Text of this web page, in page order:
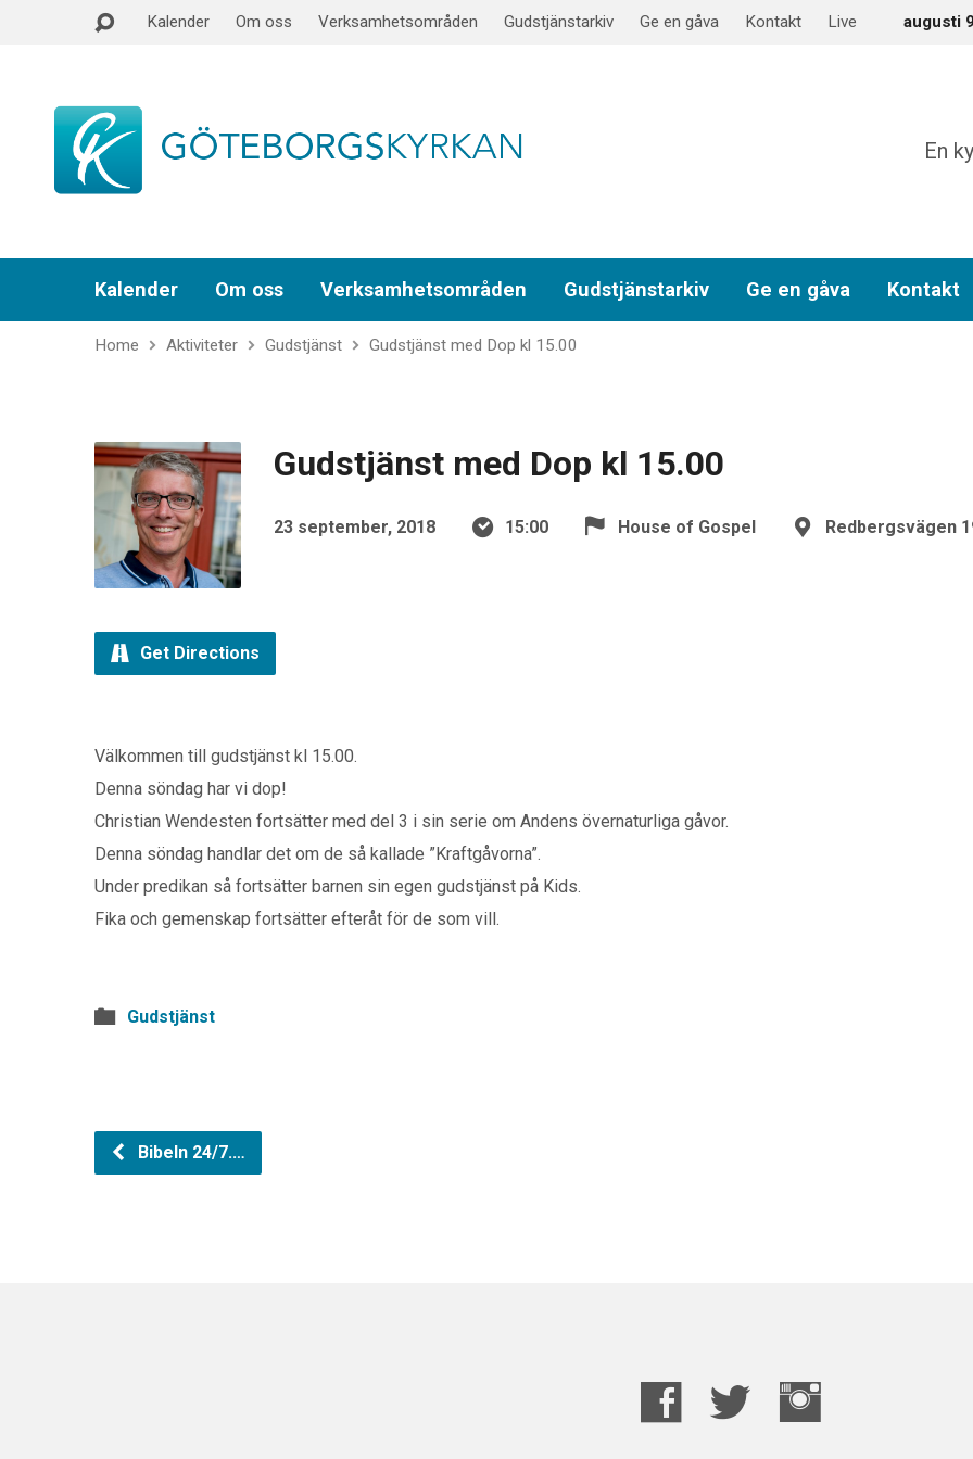
Kalender Om oss Verksamhetsområden Gudstjänstarkiv Ge en gåva Kontakt Live augusti
En
Kalender Om oss Verksamhetsområden Gudstjänstarkiv Ge en gåva Kontakt
Home Aktiviteter Gudstjänst Gudstjänst med Dop kl 15.00
Gudstjänst med Dop kl 15.00
23 september, 2018 15:00 House of Gospel Redbergsvägen
Get Directions
Välkommen till gudstjänst kl 15.00.
Denna söndag har vi dop!
Christian Wendesten fortsätter med del 3 i sin serie om Andens övernaturliga gåvor.
Denna söndag handlar det om de så kallade ”Kraftgåvorna”.
Under predikan så fortsätter barnen sin egen gudstjänst på Kids.
Fika och gemenskap fortsätter efteråt för de som vill.
Gudstjänst
Bibeln 24/7.…